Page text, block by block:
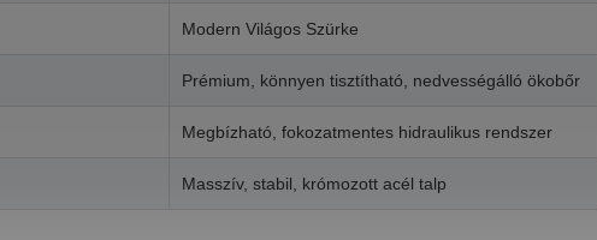
Modern Világos Szürke
Prémium, könnyen tisztítható, nedvességálló ökobőr
Megbízható, fokozatmentes hidraulikus rendszer
Masszív, stabil, krómozott acél talp